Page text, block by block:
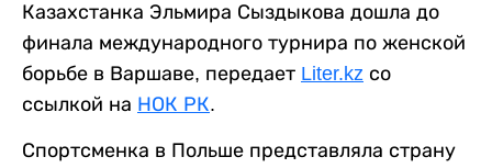
Казахстанка Эльмира Сыздыкова дошла до
финала международного турнира по женской
борьбе в Варшаве, передает Liter.kz со
ссылкой на НОК РК.
Спортсменка в Польше представляла страну